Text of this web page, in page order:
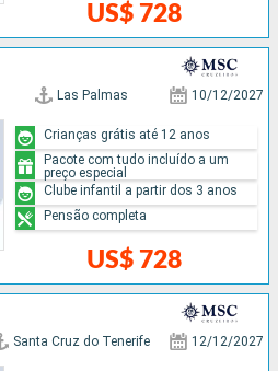
US$ 728
Las Palmas 10/12/2027
US$ 728
Crianças grátis até 12 anos
Pacote com tudo incluído a um
preço especial
Clube infantil a partir dos 3 anos
Pensão completa
Santa Cruz do Tenerife 12/12/2027